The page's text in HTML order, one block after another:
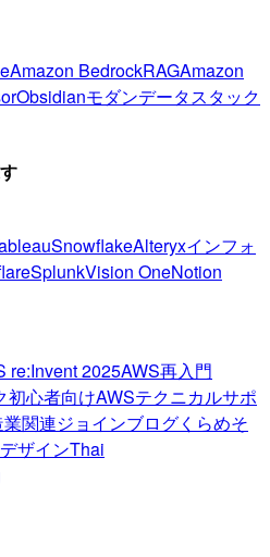
Amazon BedrockRAGAmazon
Obsidianモダンデータスタック
SnowflakeAlteryxインフォ
SplunkVision OneNotion
re:Invent 2025AWS再入門
初心者向けAWSテクニカルサポ
関連ジョインブログくらめそ
デザインThai